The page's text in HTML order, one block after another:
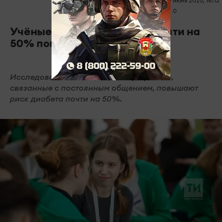
539
0 0
Учёные: работа с людьми почти на
50% повышает риск диабета
Исследование показало, что профессии,
связанные с постоянным общением, повышают
риск диабета почти на 50%.